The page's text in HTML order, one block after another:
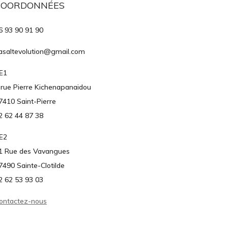
93 90 91 90
Pierre Kichenapanaidou
Saint-Pierre
62 44 87 38
Rue des Vavangues
Sainte-Clotilde
62 53 93 03
nous